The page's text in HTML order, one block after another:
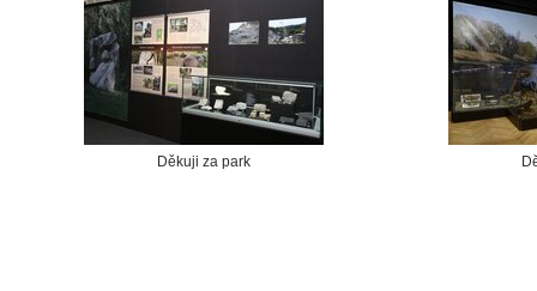
Děkuji za park